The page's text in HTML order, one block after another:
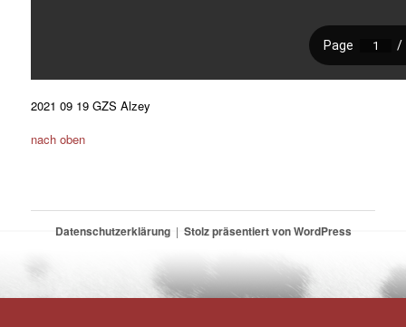
2021 09 19 GZS Alzey
nach oben
Datenschutzerklärung Stolz präsentiert von WordPress